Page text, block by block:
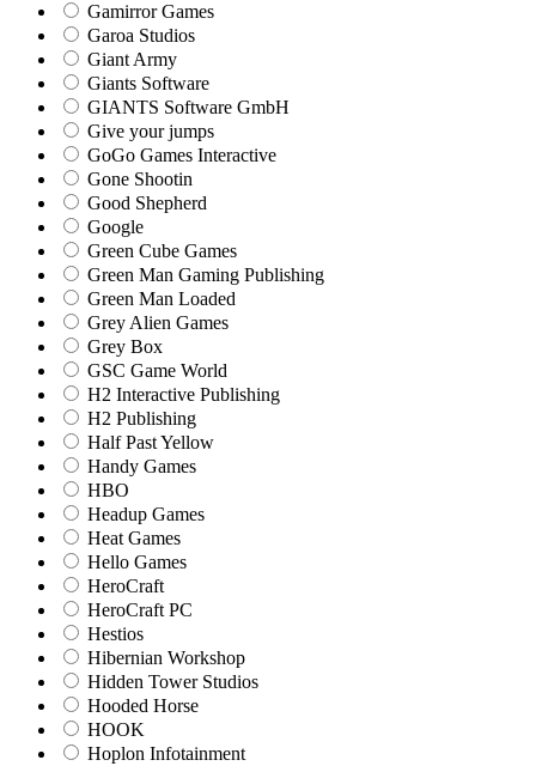
Gamirror Games
Garoa Studios
Giant Army
Giants Software
GIANTS Software GmbH
Give your jumps
GoGo Games Interactive
Gone Shootin
Good Shepherd
Google
Green Cube Games
Green Man Gaming Publishing
Green Man Loaded
Grey Alien Games
Grey Box
GSC Game World
H2 Interactive Publishing
H2 Publishing
Half Past Yellow
Handy Games
HBO
Headup Games
Heat Games
Hello Games
HeroCraft
HeroCraft PC
Hestios
Hibernian Workshop
Hidden Tower Studios
Hooded Horse
HOOK
Hoplon Infotainment